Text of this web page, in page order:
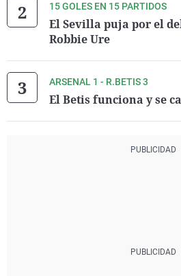
15 GOLES EN 15 PARTIDOS
El Sevilla puja por el
Robbie Ure
ARSENAL 1 - R.BETIS 3
El Betis funciona y se